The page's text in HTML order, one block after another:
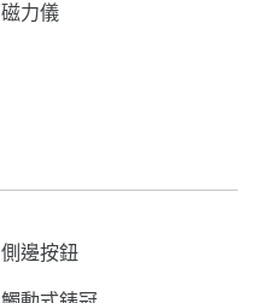
磁力儀
側邊按鈕